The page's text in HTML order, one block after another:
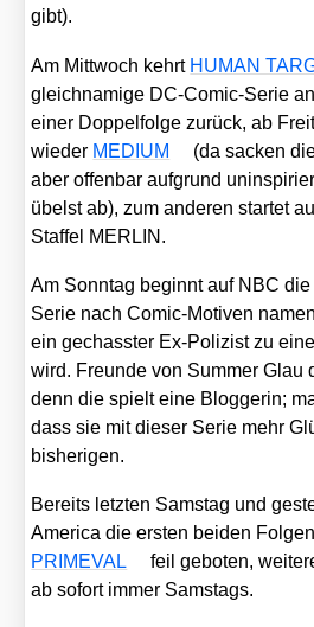
gibt).
Am Mitt­woch kehrt HUMAN
gleich­na­mi­ge DC-Comic-Serie
einer Dop­pel­fol­ge zurück, ab
wie­der MEDIUM
(da sacken
aber offen­bar auf­grund
übelst ab), zum ande­ren star­tet
Staf­fel MERLIN.
Am Sonn­tag beginnt auf NBC
Serie nach Comic-Moti­ven
ein gechass­ter Ex-Poli­zist zu
wird. Freun­de von Sum­mer Glau
denn die spielt eine Blog­ge­rin;
dass sie mit die­ser Serie mehr
bis­he­ri­gen.
Bereits letz­ten Sams­tag und
Ame­ri­ca die ers­ten bei­den
PRIMEVAL
feil gebo­ten,
ab sofort immer Sams­tags.